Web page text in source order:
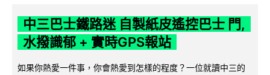
中三巴士鐵路迷 自製紙皮遙控巴士 門,
水撥識郁 + 實時GPS報站
如果你熱愛一件事，你會熱愛到怎樣的程度？一位就讀中三的